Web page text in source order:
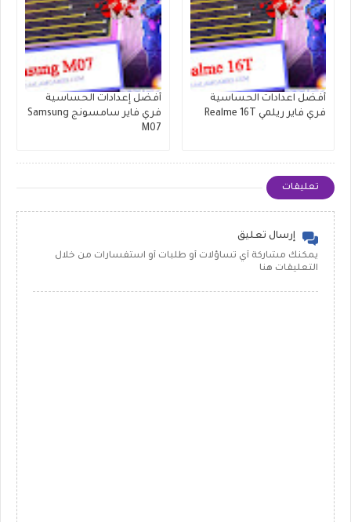
أفضل اعدادات الحساسية
فري فاير ريلمي Realme 16T
أفضل إعدادات الحساسية
فري فاير سامسونج Samsung
M07
تعليقات
إرسال تعليق
يمكنك مشاركة أي تساؤلات أو طلبات أو استفسارات من خلال
التعليقات هنا